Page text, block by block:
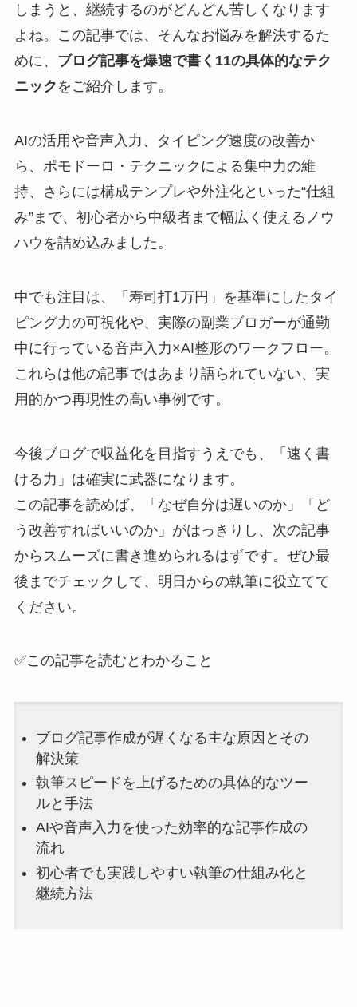
しまうと、継続するのがどんどん苦しくなります
よね。この記事では、そんなお悩みを解決するた
めに、 ブログ記事を爆速で書く11の具体的なテク
ニック をご紹介します。
AIの活用や音声入力、タイピング速度の改善か
ら、ポモドーロ・テクニックによる集中力の維
持、さらには構成テンプレや外注化といった“仕組
み”まで、初心者から中級者まで幅広く使えるノウ
ハウを詰め込みました。
中でも注目は、「寿司打1万円」を基準にしたタイ
ピング力の可視化や、実際の副業ブロガーが通勤
中に行っている音声入力×AI整形のワークフロー。
これらは他の記事ではあまり語られていない、実
用的かつ再現性の高い事例です。
今後ブログで収益化を目指すうえでも、「速く書
ける力」は確実に武器になります。
この記事を読めば、「なぜ自分は遅いのか」「ど
う改善すればいいのか」がはっきりし、次の記事
からスムーズに書き進められるはずです。ぜひ最
後までチェックして、明日からの執筆に役立てて
ください。
✅この記事を読むとわかること
ブログ記事作成が遅くなる主な原因とその
解決策
執筆スピードを上げるための具体的なツー
ルと手法
AIや音声入力を使った効率的な記事作成の
流れ
初心者でも実践しやすい執筆の仕組み化と
継続方法